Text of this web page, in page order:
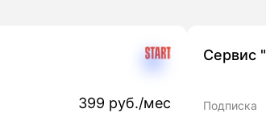
399 руб./мес
Сервис
Подписка